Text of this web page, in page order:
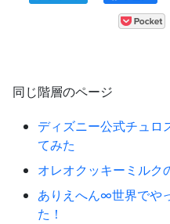
同じ階層のページ
ディズニー公式チュロ
てみた
オレオクッキーミルク
ありえへん∞世界でや
た！